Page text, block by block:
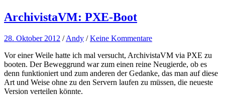
ArchivistaVM: PXE-Boot
28. Oktober 2012 /Andy /Keine Kommentare
Vor einer Weile hatte ich mal versucht, ArchivistaVM via PXE zu
booten. Der Beweggrund war zum einen reine Neugierde, ob es
denn funktioniert und zum anderen der Gedanke, das man auf diese
Art und Weise ohne zu den Servern laufen zu müssen, die neueste
Version verteilen könnte.